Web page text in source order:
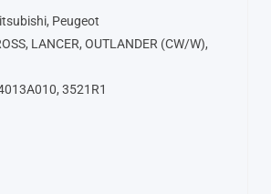
Peugeot
LANCER, OUTLANDER (CW/W),
3521R1